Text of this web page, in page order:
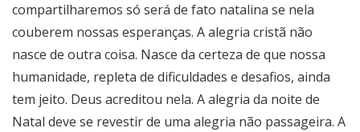
compartilharemos só será de fato natalina se nela
couberem nossas esperanças. A alegria cristã não
nasce de outra coisa. Nasce da certeza de que nossa
humanidade, repleta de dificuldades e desafios, ainda
tem jeito. Deus acreditou nela. A alegria da noite de
Natal deve se revestir de uma alegria não passageira. A